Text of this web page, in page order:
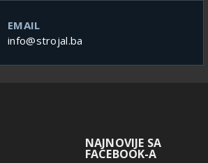
EMAIL
info@strojal.ba
NAJNOVIJE SA
FACEBOOK-A